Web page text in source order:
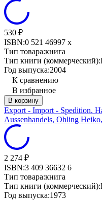
530 ₽
ISBN:0 521 46997 x
Тип товара:книга
Тип книги (коммерческий):
Год выпуска:2004
К сравнению
В избранное
В корзину
Export - Import - Spedition.
Aussenhandels, Ohling
2 274 ₽
ISBN:3 409 36632 6
Тип товара:книга
Тип книги (коммерческий):
Год выпуска:1973